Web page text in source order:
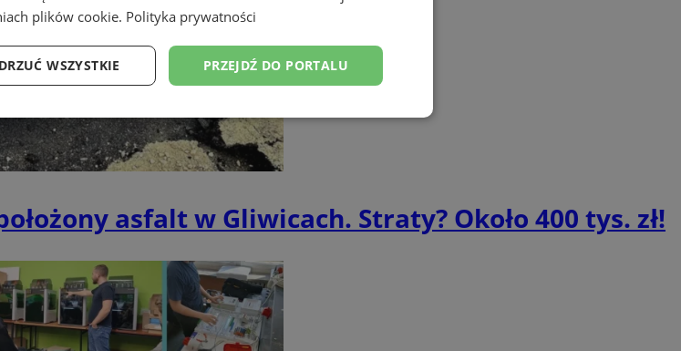
asfalt w Gliwicach. Straty? Około 400 tys. zł!
plików cookie. Polityka prywatności
PRZEJDŹ DO PORTALU
WSZYSTKIE
Targetowanie Funkcjonalność Niesklasyfikowane
funkcji strony internetowej, takich jak logowanie użytkownika i
nie można prawidłowo korzystać ze strony internetowej.
Okres
przechowywania
Opis